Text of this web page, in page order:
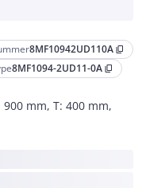
8MF10942UD110A content_copy
8MF1094-2UD11-0A content_copy
900 mm, T: 400 mm,